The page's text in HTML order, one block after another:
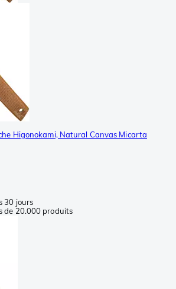
Higonokami, Natural Canvas Micarta
30 jours
de 20.000 produits